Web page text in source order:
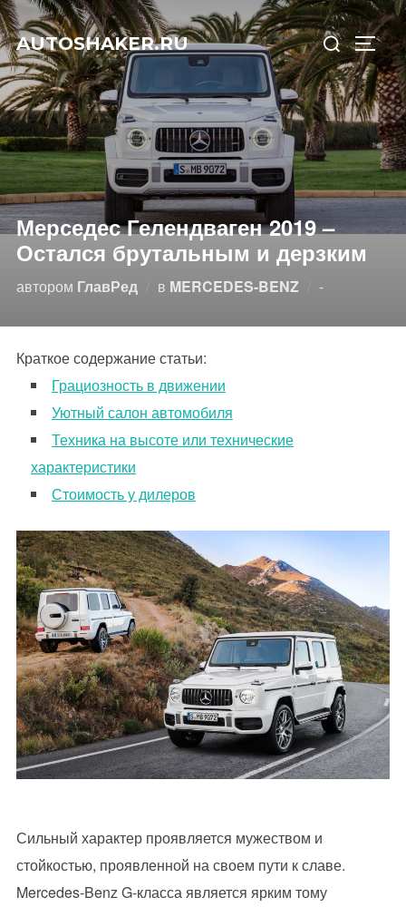
Перейти
к
содержимому
AUTOSHAKER.RU
Искать:
Мерседес Гелендваген 2019 –
Остался брутальным и дерзким
автором ГлавРед в MERCEDES-BENZ -
Краткое содержание статьи:
Грациозность в движении
Уютный салон автомобиля
Техника на высоте или технические
характеристики
Стоимость у дилеров
Сильный характер проявляется мужеством и
стойкостью, проявленной на своем пути к славе.
Mercedes-Benz G-класса является ярким тому